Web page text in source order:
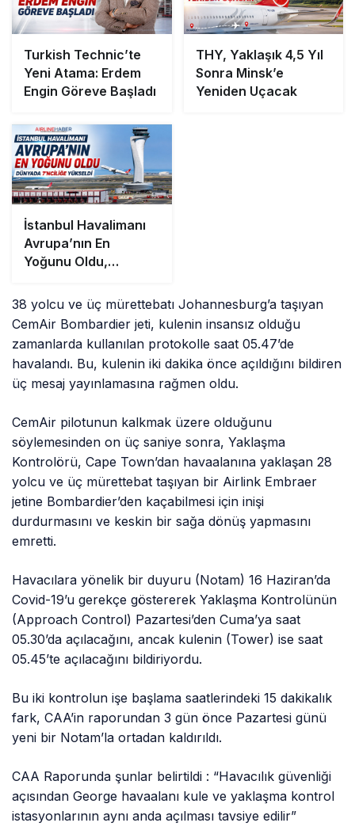
Turkish Technic’te
Yeni Atama: Erdem
Engin Göreve Başladı
THY, Yaklaşık 4,5 Yıl
Sonra Minsk’e
Yeniden Uçacak
İstanbul Havalimanı
Avrupa’nın En
Yoğunu Oldu,
Yükseldi
38 yolcu ve üç mürettebatı Johannesburg’a taşıyan
CemAir Bombardier jeti, kulenin insansız olduğu
zamanlarda kullanılan protokolle saat 05.47’de
havalandı. Bu, kulenin iki dakika önce açıldığını bildiren
üç mesaj yayınlamasına rağmen oldu.
CemAir pilotunun kalkmak üzere olduğunu
söylemesinden on üç saniye sonra, Yaklaşma
Kontrolörü, Cape Town’dan havaalanına yaklaşan 28
yolcu ve üç mürettebat taşıyan bir Airlink Embraer
jetine Bombardier’den kaçabilmesi için inişi
durdurmasını ve keskin bir sağa dönüş yapmasını
emretti.
Havacılara yönelik bir duyuru (Notam) 16 Haziran’da
Covid-19’u gerekçe göstererek Yaklaşma Kontrolünün
(Approach Control) Pazartesi’den Cuma’ya saat
05.30’da açılacağını, ancak kulenin (Tower) ise saat
05.45’te açılacağını bildiriyordu.
Bu iki kontrolun işe başlama ​​saatlerindeki 15 dakikalık
fark, CAA’in raporundan 3 gün önce Pazartesi günü
yeni bir Notam’la ortadan kaldırıldı.
CAA Raporunda şunlar belirtildi : “Havacılık güvenliği
açısından George havaalanı kule ve yaklaşma kontrol
istasyonlarının aynı anda açılması tavsiye edilir”